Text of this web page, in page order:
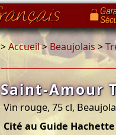
>Accueil>Beaujolais>
Saint-Amour
Vin rouge, 75 cl,
Cité au Guide Hachette